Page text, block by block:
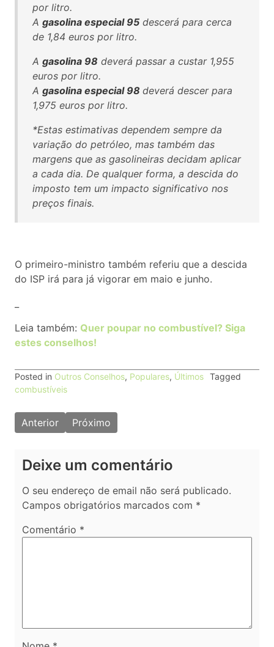
por litro.
A gasolina especial 95 descerá para cerca
de 1,84 euros por litro.
A gasolina 98 deverá passar a custar 1,955
euros por litro.
A gasolina especial 98 deverá descer para
1,975 euros por litro.
*Estas estimativas dependem sempre da
variação do petróleo, mas também das
margens que as gasolineiras decidam aplicar
a cada dia. De qualquer forma, a descida do
imposto tem um impacto significativo nos
preços finais.
O primeiro-ministro também referiu que a descida
do ISP irá para já vigorar em maio e junho.
Leia também: Quer poupar no combustível? Siga
estes conselhos!
Posted in Outros Conselhos, Populares, Últimos Tagged
combustíveis
Navegação
de
Anterior Próximo
Deixe um comentário
O seu endereço de email não será publicado.
Campos obrigatórios marcados com *
Comentário *